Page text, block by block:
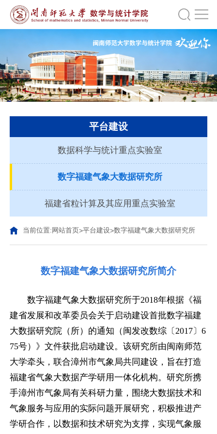
平台建设
数据科学与统计重点实验室
数字福建气象大数据研究所
福建省粒计算及其应用重点实验室
当前位置:网站首页>平台建设>数字福建气象大数据研究所
数字福建气象大数据研究所简介
数字福建气象大数据研究所于2018年根据《福
建省发展和改革委员会关于启动建设首批数字福建
大数据研究院（所）的通知（闽发改数综〔2017〕6
75号）》文件获批启动建设。该研究所由闽南师范
大学牵头，联合漳州市气象局共同建设，旨在打造
福建省气象大数据产学研用一体化机构。研究所携
手漳州市气象局有关科研力量，围绕大数据技术和
气象服务与应用的实际问题开展研究，积极推进产
学研合作，以数据和技术研究为支撑，实现气象服